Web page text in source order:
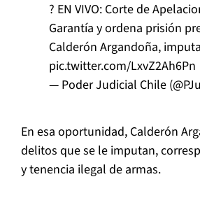
? EN VIVO: Corte de
Garantía y ordena prisión
Calderón Argandoña,
pic.twitter.com/LxvZ2Ah6Pn
— Poder Judicial Chile
En esa oportunidad, Calderón
delitos que se le imputan,
y tenencia ilegal de armas.